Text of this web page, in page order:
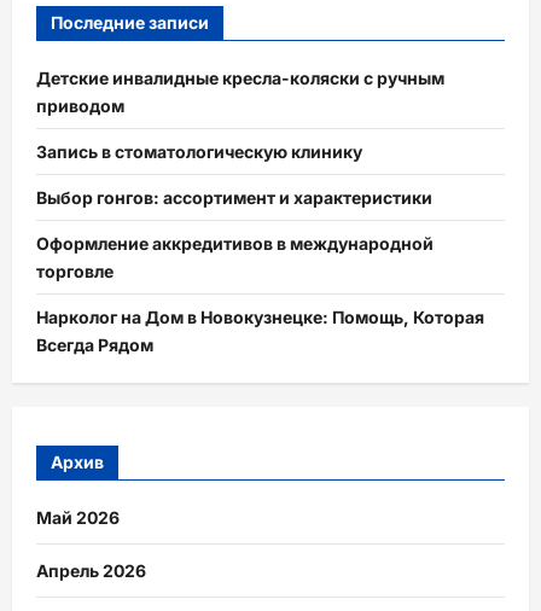
Последние записи
Детские инвалидные кресла-коляски с ручным
приводом
Запись в стоматологическую клинику
Выбор гонгов: ассортимент и характеристики
Оформление аккредитивов в международной
торговле
Нарколог на Дом в Новокузнецке: Помощь, Которая
Всегда Рядом
Архив
Май 2026
Апрель 2026